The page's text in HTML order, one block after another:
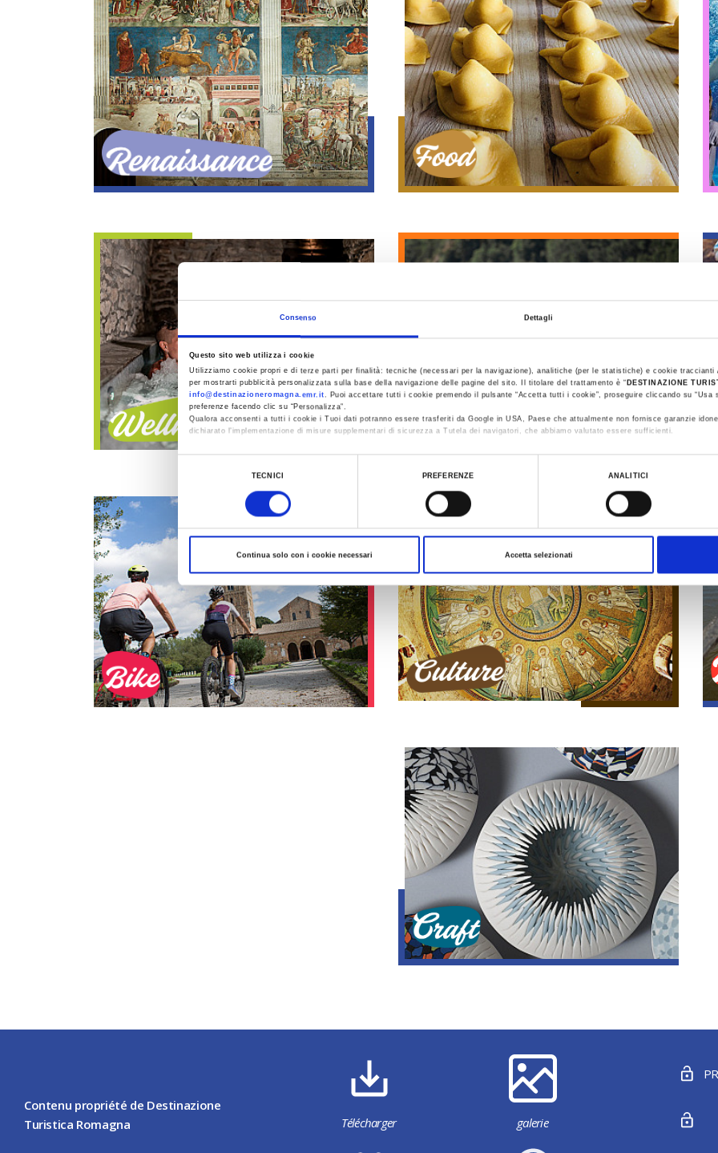
Consenso Dettagli
Questo sito web utilizza i cookie
Utilizziamo cookie propri e di terze parti per finalità: tecniche (necessari per la navigazione), analitiche (per le statistiche) e cookie
per mostrarti pubblicità personalizzata sulla base della navigazione delle pagine del sito. Il titolare del trattamento è “ DESTINAZIONE
info@destinazioneromagna.emr.it. Puoi accettare tutti i cookie premendo il pulsante “Accetta tutti i cookie”, proseguire cliccando su
preferenze facendo clic su “Personalizza”.
Qualora acconsenti a tutti i cookie i Tuoi dati potranno essere trasferiti da Google in USA, Paese che attualmente non fornisce garanzie
dichiarato l’implementazione di misure supplementari di sicurezza a Tutela dei navigatori, che abbiamo valutato essere sufficienti.
Al fine di revocare il consenso prestato e visualizzare le informazioni complete sul trattamento dati clicca qui:Cookie Policy
consenso
TECNICI PREFERENZE ANALITICI
Continua solo con i cookie necessari Accetta selezionati
Renaissance Gastronomie
Bien-être Sport
Vélo Culture
Artisanat
Contenu propriété de Destinazione
Turistica Romagna
Télécharger galerie